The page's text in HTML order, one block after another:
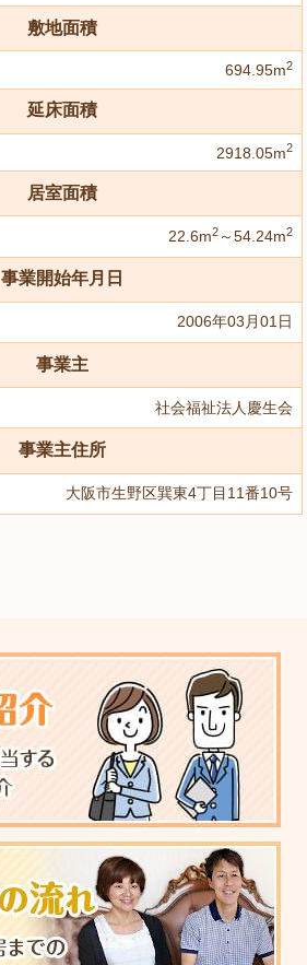
敷地面積
694.95m2
延床面積
2918.05m2
居室面積
22.6m2 ～54.24m2
事業開始年月日
2006年03月01日
事業主
社会福祉法人慶生会
事業主住所
大阪市生野区巽東4丁目11番10号